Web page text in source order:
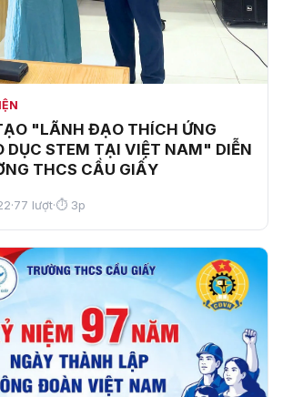
"LÃNH ĐẠO THÍCH ỨNG
DỤC STEM TẠI VIỆT NAM" DIỄN
THCS CẦU GIẤY
·77 lượt·⏱ 3p